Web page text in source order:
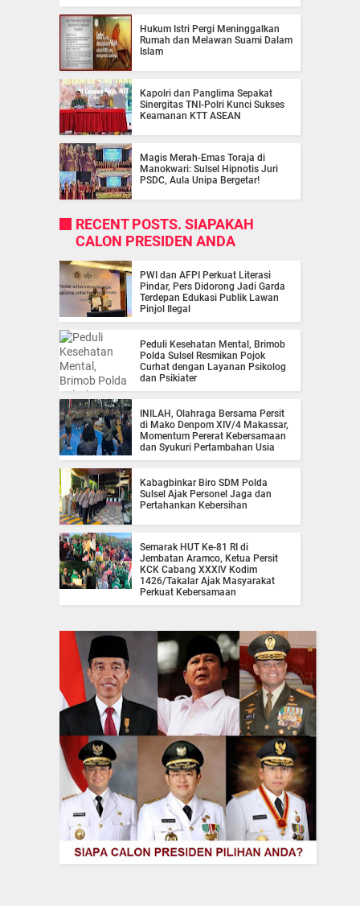
Hukum Istri Pergi Meninggalkan
Rumah dan Melawan Suami Dalam
Islam
Kapolri dan Panglima Sepakat
Sinergitas TNI-Polri Kunci Sukses
Keamanan KTT ASEAN
Magis Merah-Emas Toraja di
Manokwari: Sulsel Hipnotis Juri
PSDC, Aula Unipa Bergetar!
RECENT POSTS. SIAPAKAH
CALON PRESIDEN ANDA
PWI dan AFPI Perkuat Literasi
Pindar, Pers Didorong Jadi Garda
Terdepan Edukasi Publik Lawan
Pinjol Ilegal
Peduli Kesehatan Mental, Brimob
Polda Sulsel Resmikan Pojok
Curhat dengan Layanan Psikolog
dan Psikiater
INILAH, Olahraga Bersama Persit
di Mako Denpom XIV/4 Makassar,
Momentum Pererat Kebersamaan
dan Syukuri Pertambahan Usia
Kabagbinkar Biro SDM Polda
Sulsel Ajak Personel Jaga dan
Pertahankan Kebersihan
Semarak HUT Ke-81 RI di
Jembatan Aramco, Ketua Persit
KCK Cabang XXXIV Kodim
1426/Takalar Ajak Masyarakat
Perkuat Kebersamaan